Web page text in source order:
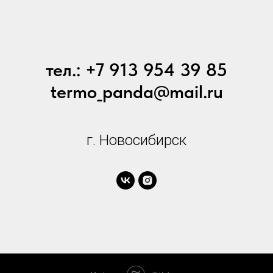
тел.: +7 913 954 39 85
termo_panda@mail.ru
г. Новосибирск